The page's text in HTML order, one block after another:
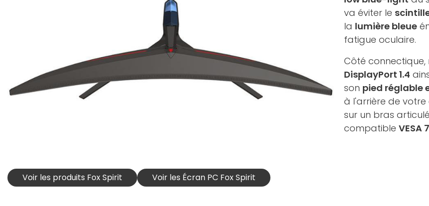
va éviter le
la lumière bleue
fatigue oculaire.
Côté connectique,
DisplayPort 1.4
son pied réglable
à l'arrière de votre
sur un bras
compatible VESA
Voir les produits Fox Spirit Voir les Écran PC Fox Spirit